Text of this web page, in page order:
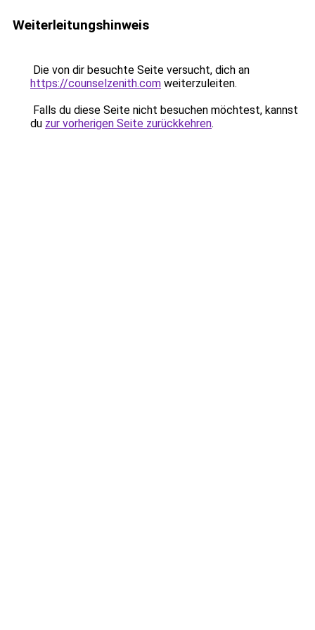
Weiterleitungshinweis
Die von dir besuchte Seite versucht, dich an
https://counselzenith.com weiterzuleiten.
Falls du diese Seite nicht besuchen möchtest, kannst
du zur vorherigen Seite zurückkehren.